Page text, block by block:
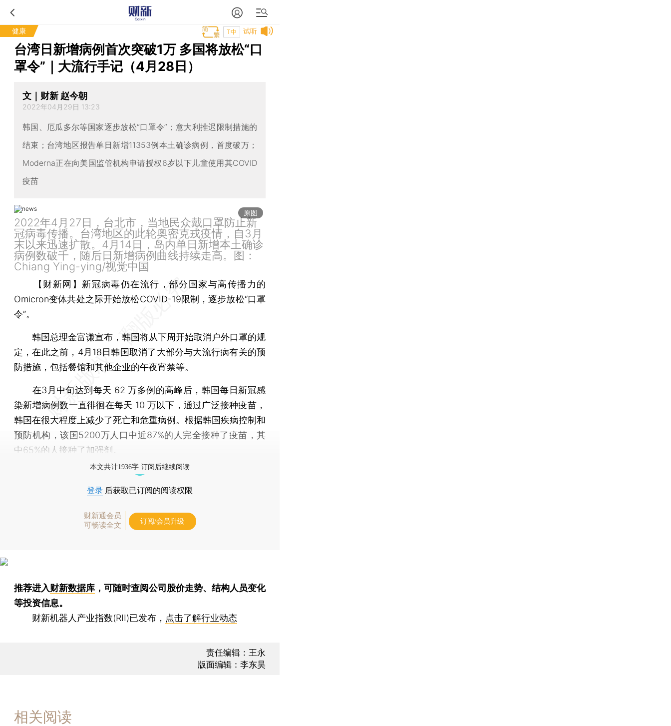
健康 试听
T中
台湾日新增病例首次突破1万 多国将放松“口
罩令”｜大流行手记（4月28日）
文｜财新 赵今朝
2022年04月29日 13:23
韩国、厄瓜多尔等国家逐步放松“口罩令”；意大利推迟限制措施的
结束；台湾地区报告单日新增11353例本土确诊病例，首度破万；
Moderna正在向美国监管机构申请授权6岁以下儿童使用其COVID
疫苗
原图
2022年4月27日，台北市，当地民众戴口罩防止新
冠病毒传播。台湾地区的此轮奥密克戎疫情，自3月
末以来迅速扩散。4月14日，岛内单日新增本土确诊
病例数破千，随后日新增病例曲线持续走高。图：
Chiang Ying-ying/视觉中国
【财新网】 新冠病毒仍在流行，部分国家与高传播力的
Omicron变体共处之际开始放松COVID-19限制，逐步放松“口罩
令”。
韩国总理金富谦宣布，韩国将从下周开始取消户外口罩的规
定，在此之前，4月18日韩国取消了大部分与大流行病有关的预
防措施，包括餐馆和其他企业的午夜宵禁等。
在3月中旬达到每天 62 万多例的高峰后，韩国每日新冠感
染新增病例数一直徘徊在每天 10 万以下，通过广泛接种疫苗，
韩国在很大程度上减少了死亡和危重病例。根据韩国疾病控制和
预防机构，该国5200万人口中近87%的人完全接种了疫苗，其
中65%的人接种了加强剂。
本文共计1936字 订阅后继续阅读
登录 后获取已订阅的阅读权限
财新通会员
可畅读全文
订阅/会员升级
推荐进入财新数据库 ，可随时查阅公司股价走势、结构人员变化
等投资信息。
财新机器人产业指数(RII)已发布， 点击了解行业动态
责任编辑：王永
版面编辑：李东昊
相关阅读